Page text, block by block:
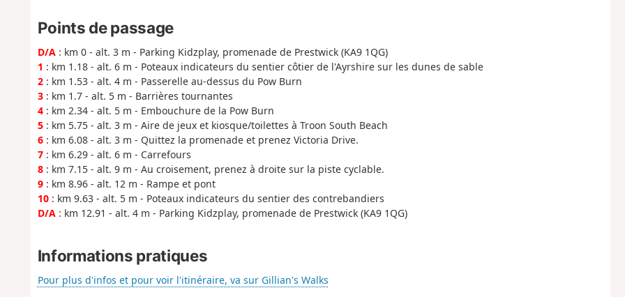
Points de passage
D/A: km 0 - alt. 3 m - Parking Kidzplay, promenade de Prestwick (KA9 1QG)
1 : km 1.18 - alt. 6 m - Poteaux indicateurs du sentier côtier de l'Ayrshire sur les dunes de sable
2: km 1.53 - alt. 4 m - Passerelle au-dessus du Pow Burn
3: km 1.7 - alt. 5 m - Barrières tournantes
4: km 2.34 - alt. 5 m - Embouchure de la Pow Burn
5: km 5.75 - alt. 3 m - Aire de jeux et kiosque/toilettes à Troon South Beach
6: km 6.08 - alt. 3 m - Quittez la promenade et prenez Victoria Drive.
7: km 6.29 - alt. 6 m - Carrefours
8: km 7.15 - alt. 9 m - Au croisement, prenez à droite sur la piste cyclable.
9: km 8.96 - alt. 12 m - Rampe et pont
10: km 9.63 - alt. 5 m - Poteaux indicateurs du sentier des contrebandiers
D/A: km 12.91 - alt. 4 m - Parking Kidzplay, promenade de Prestwick (KA9 1QG)
Informations pratiques
Pour plus d'infos et pour voir l'itinéraire, va sur Gillian's Walks